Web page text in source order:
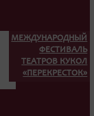
МЕЖДУНАРОДНЫЙ
ФЕСТИВАЛЬ
ТЕАТРОВ КУКОЛ
«ПЕРЕКРЕСТОК»